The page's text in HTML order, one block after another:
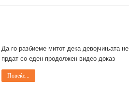
Да го разбиеме митот дека девојчињата не
прдат со еден продолжен видео доказ
Повеќе...